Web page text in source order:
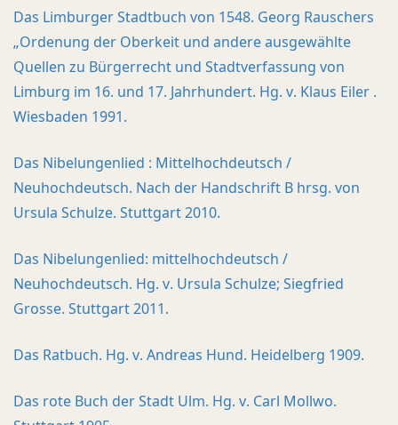
Das Limburger Stadtbuch von 1548. Georg Rauschers
„Ordenung der Oberkeit und andere ausgewählte
Quellen zu Bürgerrecht und Stadtverfassung von
Limburg im 16. und 17. Jahrhundert. Hg. v. Klaus Eiler .
Wiesbaden 1991.
Das Nibelungenlied : Mittelhochdeutsch /
Neuhochdeutsch. Nach der Handschrift B hrsg. von
Ursula Schulze. Stuttgart 2010.
Das Nibelungenlied: mittelhochdeutsch /
Neuhochdeutsch. Hg. v. Ursula Schulze; Siegfried
Grosse. Stuttgart 2011.
Das Ratbuch. Hg. v. Andreas Hund. Heidelberg 1909.
Das rote Buch der Stadt Ulm. Hg. v. Carl Mollwo.